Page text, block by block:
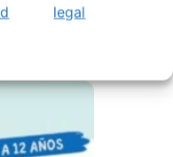
legal